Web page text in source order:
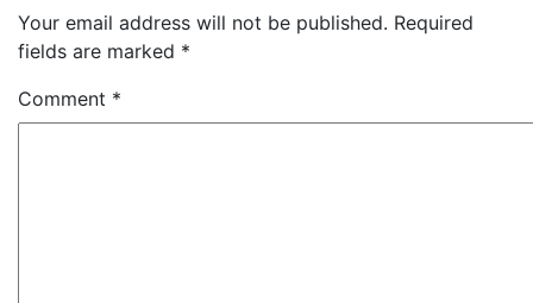
Your email address will not be published. Required
fields are marked *
Comment *